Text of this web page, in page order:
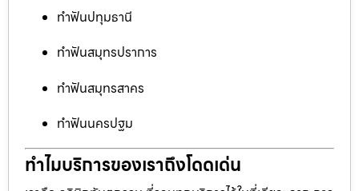
ทำฟันปทุมธานี
ทำฟันสมุทรปราการ
ทำฟันสมุทรสาคร
ทำฟันนครปฐม
ทำไมบริการของเราถึงโดดเด่น